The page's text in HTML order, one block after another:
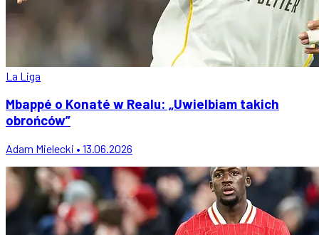
La Liga
Mbappé o Konaté w Realu: „Uwielbiam takich
obrońców”
Adam Mielecki • 13.06.2026